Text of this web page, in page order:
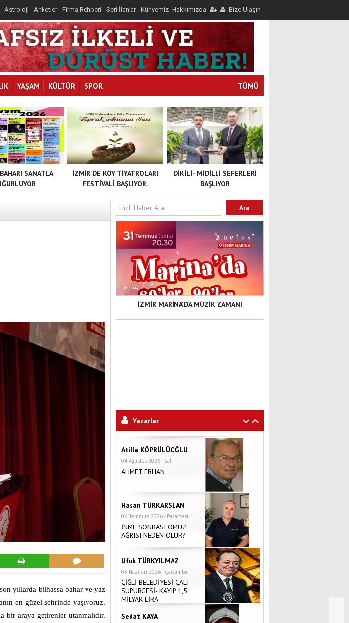
Astroloji Anketler Firma Rehberi Seri İlanlar Künyemiz Hakkımızda Bize Ulaşın
YAŞAM KÜLTÜR SPOR TÜMÜ
SANATLA
DİKİLİ- MİDİLLİ SEFERLERİ
BAŞLIYOR
İZMİR'DE KÖY TİYATROLARI
FESTİVALİ BAŞLIYOR.
yıllarda bilhassa bahar ve yaz
en güzel şehrinde yaşıyoruz.
bir araya getirenler utanmalıdır.
İZMİR MARİNA'DA MÜZİK ZAMANI
Yazarlar
Atilla KÖPRÜLÜOĞLU
04 Ağustos 2026 - Salı
AHMET ERHAN
Hasan TÜRKARSLAN
06 Temmuz 2026 - Pazartesi
İNME SONRASI OMUZ
AĞRISI NEDEN OLUR?
Ufuk TÜRKYILMAZ
03 Haziran 2026 - Çarşamba
ÇİĞLİ BELEDİYESİ-ÇALI
SÜPÜRGESİ- KAYIP 1,5
MİLYAR LİRA
Sedat KAYA